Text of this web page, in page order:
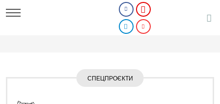
СПЕЦПРОЄКТИ